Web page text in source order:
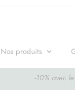
Nos produits
-10% avec